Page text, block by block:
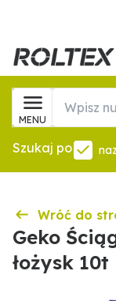
MENU
Szukaj po
Wróć do
Geko
łożysk 10t